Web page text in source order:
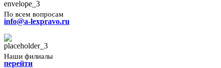
По всем вопросам
info@a-lexpravo.ru
Наши филиалы
перейти